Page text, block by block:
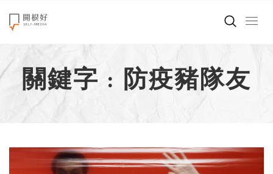
來點正能量
世界在想什麼
創造美好生活
職場商業經濟
關鍵字 : 防疫豬隊友